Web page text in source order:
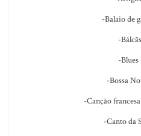
-Balaio de
-Bálcãs
-Blues
-Bossa
-Canção
-Canto da